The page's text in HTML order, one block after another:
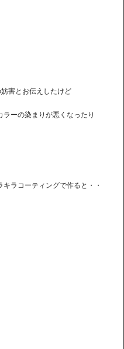
害とお伝えしたけど
ラーの染まりが悪くなったり
キラコーティングで作ると・・